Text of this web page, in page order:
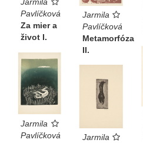
Jarmila
Pavlíčková
Za mier a
život I.
Jarmila
Pavlíčková
Metamorfóza
II.
Jarmila
Pavlíčková
Jarmila